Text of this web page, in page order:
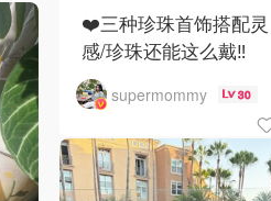
❤️三种珍珠首饰搭配灵
感/珍珠还能这么戴‼️
supermommy 30